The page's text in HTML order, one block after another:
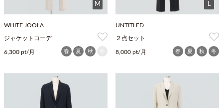
M
WHITE JOOLA
ジャケットコーデ
6,300 pt/月 春 夏 秋
L
UNTITLED
２点セット
8,000 pt/月 春 夏 秋 冬